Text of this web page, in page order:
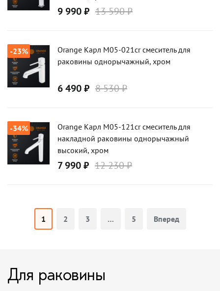
9 990 ₽ 13 590 ₽
-23%
Orange Карл M05-021cr смеситель для
раковины однорычажный, хром
6 490 ₽ 8 530 ₽
-34%
Orange Карл M05-121cr смеситель для
накладной раковины однорычажный
высокий, хром
7 990 ₽ 12 230 ₽
1 2 3 … 5 Вперед
Для раковины